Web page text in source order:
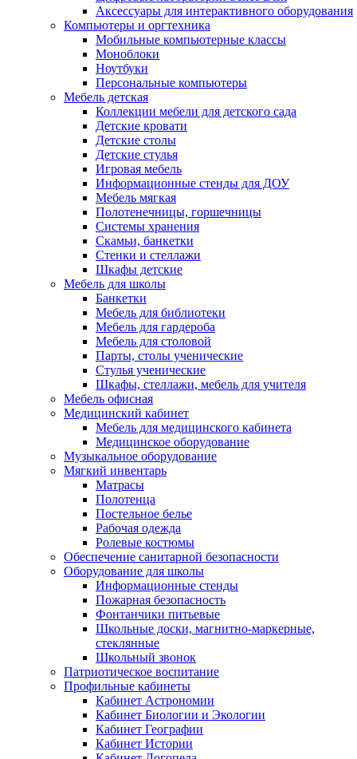
Аксессуары для интерактивного оборудования
Компьютеры и оргтехника
Мобильные компьютерные классы
Моноблоки
Ноутбуки
Персональные компьютеры
Мебель детская
Коллекции мебели для детского сада
Детские кровати
Детские столы
Детские стулья
Игровая мебель
Информационные стенды для ДОУ
Мебель мягкая
Полотенечницы, горшечницы
Системы хранения
Скамьи, банкетки
Стенки и стеллажи
Шкафы детские
Мебель для школы
Банкетки
Мебель для библиотеки
Мебель для гардероба
Мебель для столовой
Парты, столы ученические
Стулья ученические
Шкафы, стеллажи, мебель для учителя
Мебель офисная
Медицинский кабинет
Мебель для медицинского кабинета
Медицинское оборудование
Музыкальное оборудование
Мягкий инвентарь
Матрасы
Полотенца
Постельное белье
Рабочая одежда
Ролевые костюмы
Обеспечение санитарной безопасности
Оборудование для школы
Информационные стенды
Пожарная безопасность
Фонтанчики питьевые
Школьные доски, магнитно-маркерные,
стеклянные
Школьный звонок
Патриотическое воспитание
Профильные кабинеты
Кабинет Астрономии
Кабинет Биологии и Экологии
Кабинет Географии
Кабинет Истории